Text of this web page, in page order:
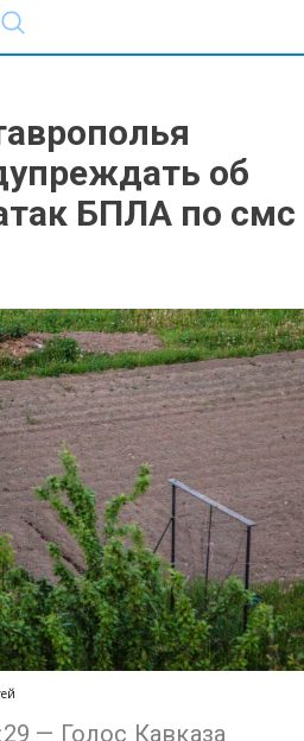
об
БПЛА по смс
— Голос Кавказа